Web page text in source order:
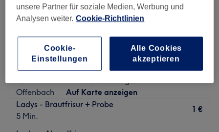
Hair Atelier Maria Grisafi
Offenbach
Auf Karte anzeigen
Ladys - Brautfrisur + Probe
5 Min.
1 €
unsere Partner für soziale Medien, Werbung und
Analysen weiter. Cookie-Richtlinien
Cookie-
Einstellungen
Alle Cookies
akzeptieren